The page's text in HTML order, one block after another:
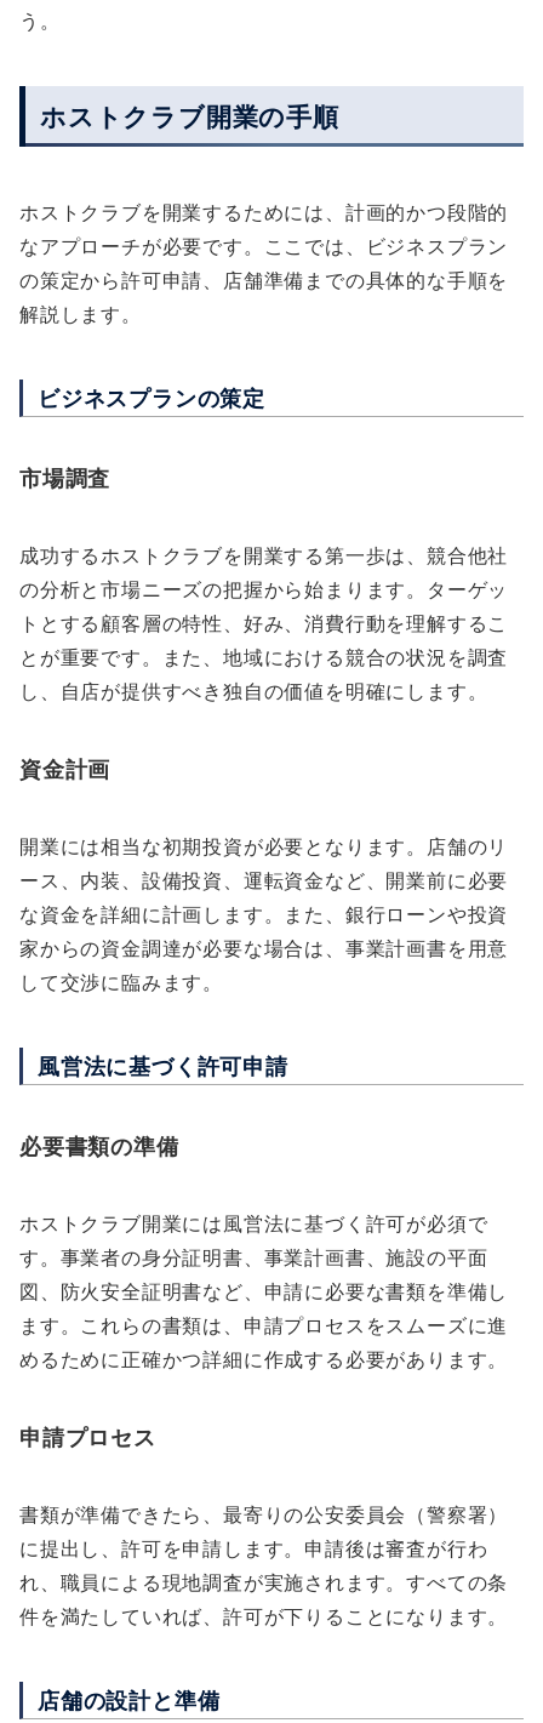
う。
ホストクラブ開業の手順
ホストクラブを開業するためには、計画的かつ段階的
なアプローチが必要です。ここでは、ビジネスプラン
の策定から許可申請、店舗準備までの具体的な手順を
解説します。
ビジネスプランの策定
市場調査
成功するホストクラブを開業する第一歩は、競合他社
の分析と市場ニーズの把握から始まります。ターゲッ
トとする顧客層の特性、好み、消費行動を理解するこ
とが重要です。また、地域における競合の状況を調査
し、自店が提供すべき独自の価値を明確にします。
資金計画
開業には相当な初期投資が必要となります。店舗のリ
ース、内装、設備投資、運転資金など、開業前に必要
な資金を詳細に計画します。また、銀行ローンや投資
家からの資金調達が必要な場合は、事業計画書を用意
して交渉に臨みます。
風営法に基づく許可申請
必要書類の準備
ホストクラブ開業には風営法に基づく許可が必須で
す。事業者の身分証明書、事業計画書、施設の平面
図、防火安全証明書など、申請に必要な書類を準備し
ます。これらの書類は、申請プロセスをスムーズに進
めるために正確かつ詳細に作成する必要があります。
申請プロセス
書類が準備できたら、最寄りの公安委員会（警察署）
に提出し、許可を申請します。申請後は審査が行わ
れ、職員による現地調査が実施されます。すべての条
件を満たしていれば、許可が下りることになります。
店舗の設計と準備